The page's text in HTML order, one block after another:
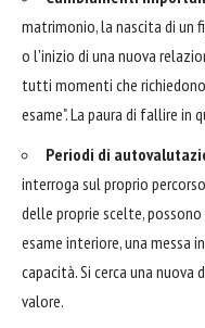
matrimonio, la nascita di un
o l'inizio di una nuova
tutti momenti che
esame". La paura di fallire in
Periodi di
interroga sul proprio
delle proprie scelte,
esame interiore, una messa
capacità. Si cerca una
valore.